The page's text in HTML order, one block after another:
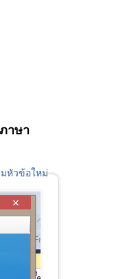
าษา
มหัวข้อใหม่